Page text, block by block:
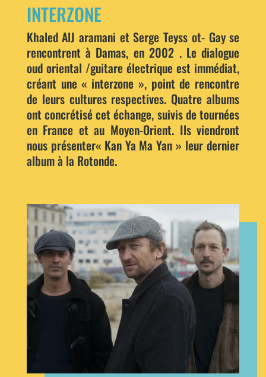
INTERZONE
Khaled AlJ aramani et Serge Teyss ot- Gay se
rencontrent à Damas, en 2002 . Le dialogue
oud oriental /guitare électrique est immédiat,
créant une « interzone », point de rencontre
de leurs cultures respectives. Quatre albums
ont concrétisé cet échange, suivis de tournées
en France et au Moyen-Orient. Ils viendront
nous présenter« Kan Ya Ma Yan » leur dernier
album à la Rotonde.